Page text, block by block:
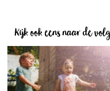
Kijk ook eens naar de